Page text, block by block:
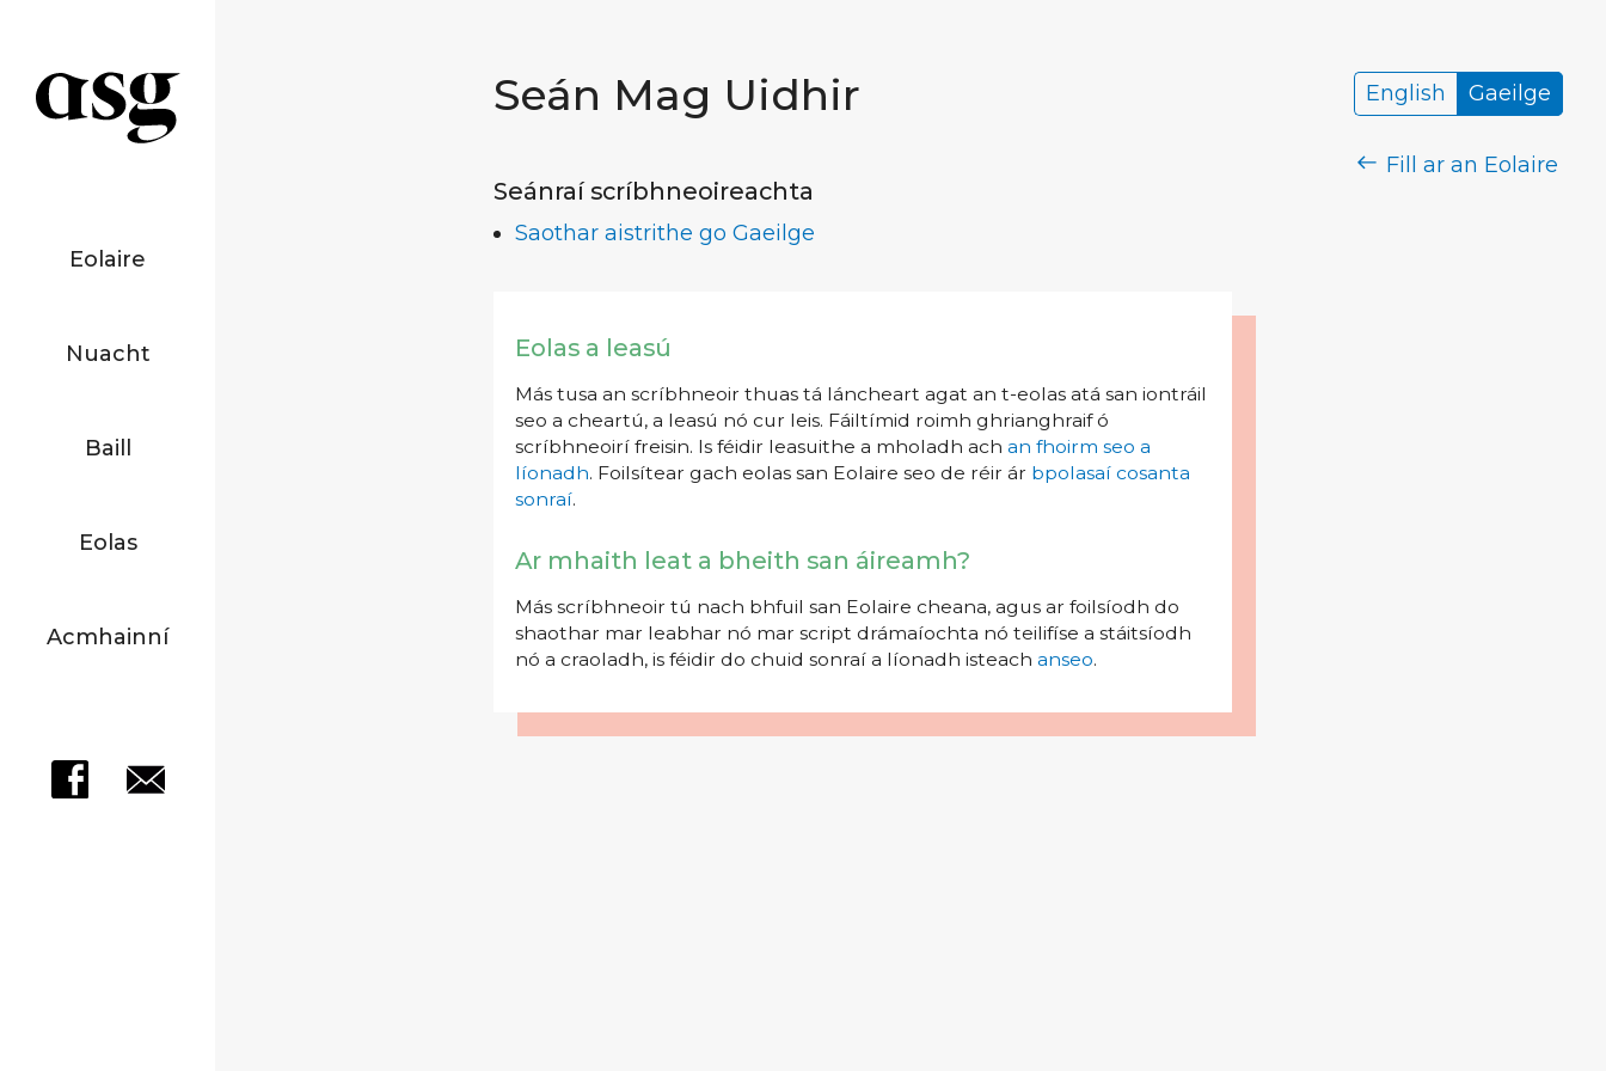
Eolaire
Nuacht
Baill
Eolas
Acmhainní
Seán Mag Uidhir English Gaeilge
Fill ar an Eolaire
Seánraí scríbhneoireachta
Saothar aistrithe go Gaeilge
Eolas a leasú
Más tusa an scríbhneoir thuas tá láncheart agat an t-eolas atá san iontráil
seo a cheartú, a leasú nó cur leis. Fáiltímid roimh ghrianghraif ó
scríbhneoirí freisin. Is féidir leasuithe a mholadh ach an fhoirm seo a
líonadh. Foilsítear gach eolas san Eolaire seo de réir ár bpolasaí cosanta
sonraí.
Ar mhaith leat a bheith san áireamh?
Más scríbhneoir tú nach bhfuil san Eolaire cheana, agus ar foilsíodh do
shaothar mar leabhar nó mar script drámaíochta nó teilifíse a stáitsíodh
nó a craoladh, is féidir do chuid sonraí a líonadh isteach anseo.